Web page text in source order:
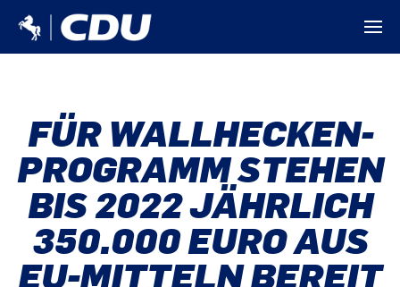
FÜR WALLHECKEN-
PROGRAMM STEHEN
BIS 2022 JÄHRLICH
350.000 EURO AUS
EU-MITTELN BEREIT